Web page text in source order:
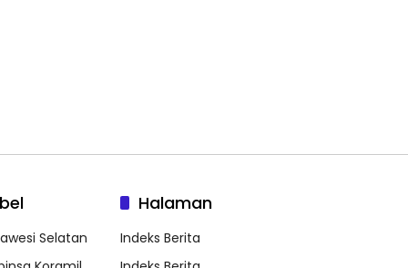
Selatan
Halaman
Indeks Berita